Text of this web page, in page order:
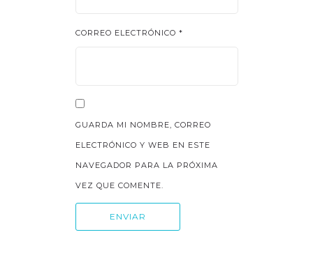
CORREO ELECTRÓNICO *
GUARDA MI NOMBRE, CORREO
ELECTRÓNICO Y WEB EN ESTE
NAVEGADOR PARA LA PRÓXIMA
VEZ QUE COMENTE.